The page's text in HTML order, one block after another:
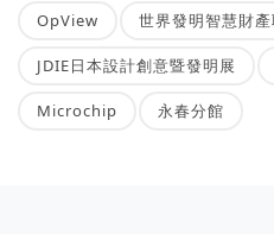
OpView 世界發明智慧財
JDIE日本設計創意暨發明展
Microchip 永春分館